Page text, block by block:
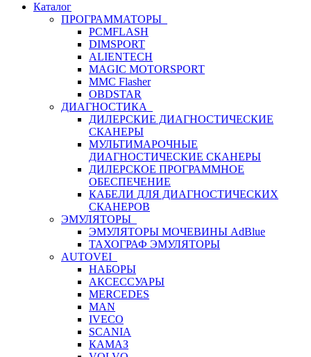
Каталог
ПРОГРАММАТОРЫ
PCMFLASH
DIMSPORT
ALIENTECH
MAGIC MOTORSPORT
MMC Flasher
OBDSTAR
ДИАГНОСТИКА
ДИЛЕРСКИЕ ДИАГНОСТИЧЕСКИЕ
СКАНЕРЫ
МУЛЬТИМАРОЧНЫЕ
ДИАГНОСТИЧЕСКИЕ СКАНЕРЫ
ДИЛЕРСКОЕ ПРОГРАММНОЕ
ОБЕСПЕЧЕНИЕ
КАБЕЛИ ДЛЯ ДИАГНОСТИЧЕСКИХ
СКАНЕРОВ
ЭМУЛЯТОРЫ
ЭМУЛЯТОРЫ МОЧЕВИНЫ АdBlue
ТАХОГРАФ ЭМУЛЯТОРЫ
AUTOVEI
НАБОРЫ
АКСЕССУАРЫ
MERCEDES
MAN
IVECO
SCANIA
КАМАЗ